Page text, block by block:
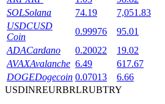
Bloqueos BTR
Inversiones exclusivas para
SOLSolana 74.19 7,051.83
USDCUSD
Coin
0.99976 95.01
ADACardano 0.20022 19.02
AVAXAvalanche 6.49 617.67
DOGEDogecoin 0.07013 6.66
USDINREURBRLRUBTRY